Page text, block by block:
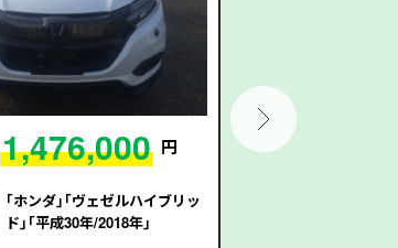
1,476,000 円
｢ホンダ｣｢ヴェゼルハイブリッ
ド｣｢平成30年/2018年｣